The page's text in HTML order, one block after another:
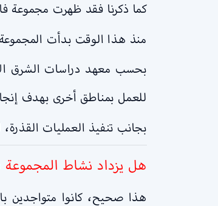
كما ذكرنا فقد ظهرت مجموعة فاجنر منذ 2014. وتزامن هذا التاريخ مع تاريخ استيلاء
منذ هذا الوقت بدأت
بحسب معهد دراسات الشرق
للعمل بمناطق أخرى بهدف
بجانب تنفيذ العمليات
هل يزداد نشاط المجموعة